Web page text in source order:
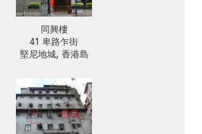
同興樓
41 卑路乍街
堅尼地城, 香港島